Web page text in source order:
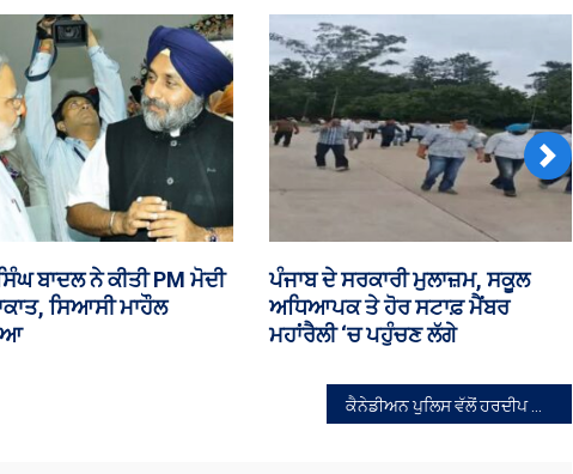
ਮੰਗ
‘ਚ ਅੱਜ ਪੰਜਾਬ ਕਾਮਨ
ਸੋਧ ਬਿੱਲ ‘ਤੇ ਹੋਵੇਗੀ
₹35 ਕਰੋੜ ਦੀ ਹੈਰੋਇਨ ਸਣੇ ਤਸਕਰ ਕਾਬੂ
Next